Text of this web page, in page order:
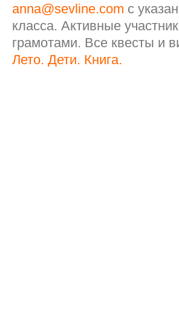
anna@sevline.com с
класса. Активные
грамотами. Все квесты и
Лето. Дети. Книга.